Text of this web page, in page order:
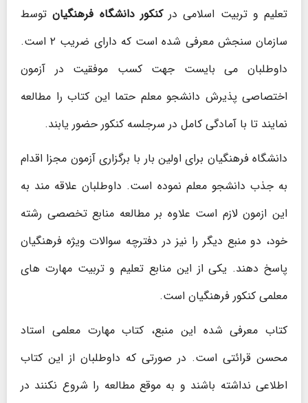
تعلیم و تربیت اسلامی درکنکور دانشگاه فرهنگیانتوسط
سازمان سنجش معرفی شده است که دارای ضریب ۲ است.
داوطلبان می بایست جهت کسب موفقیت در آزمون
اختصاصی پذیرش دانشجو معلم حتما این کتاب را مطالعه
نمایند تا با آمادگی کامل در سرجلسه کنکور حضور یابند.
دانشگاه فرهنگیان برای اولین بار با برگزاری آزمون مجزا اقدام
به جذب دانشجو معلم نموده است. داوطلبان علاقه مند به
این ازمون لازم است علاوه بر مطالعه منابع تخصصی رشته
خود، دو منبع دیگر را نیز در دفترچه سوالات ویژه فرهنگیان
پاسخ دهند. یکی از این منابع تعلیم و تربیت مهارت های
معلمی کنکور فرهنگیان است.
کتاب معرفی شده این منبع، کتاب مهارت معلمی استاد
محسن قرائتی است. در صورتی که داوطلبان از این کتاب
اطلاعی نداشته باشند و به موقع مطالعه را شروع نکنند در